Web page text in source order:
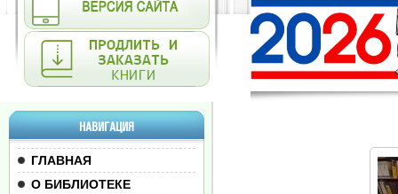
НАВИГАЦИЯ
ГЛАВНАЯ
О БИБЛИОТЕКЕ